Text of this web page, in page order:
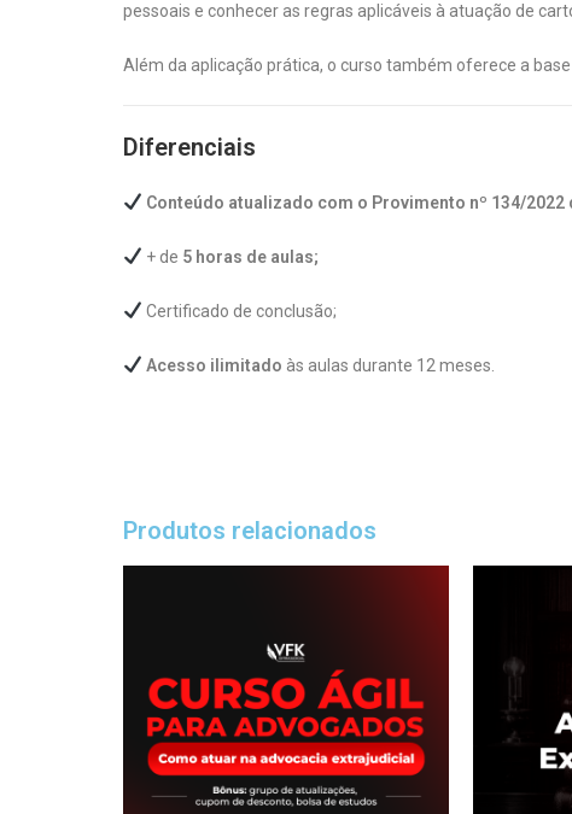
pessoais e conhecer as regras aplicáveis à atuação de
Além da aplicação prática, o curso também oferece a
Diferenciais
Conteúdo atualizado com o Provimento nº 134/2022
+ de 5 horas de aulas;
Certificado de conclusão;
Acesso ilimitado às aulas durante 12 meses.
Produtos relacionados